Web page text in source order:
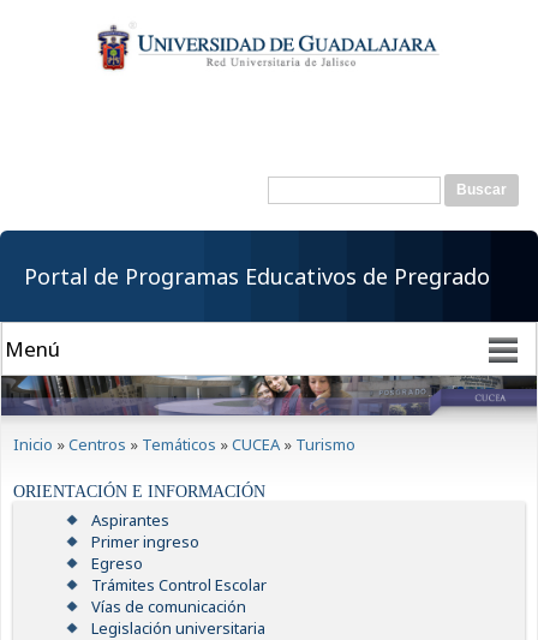
contenido
principal
Formulario de
Buscar
Portal de Programas Educativos de Pregrado
Inicio »Centros » Temáticos »CUCEA » Turismo
ORIENTACIÓN E INFORMACIÓN
Aspirantes
Primer ingreso
Egreso
Trámites Control Escolar
Vías de comunicación
Legislación universitaria